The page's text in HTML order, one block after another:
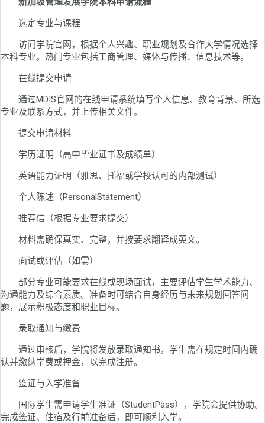
选定专业与课程
访问学院官网，根据个人兴趣、职业规划及合作大学情况选择
本科专业。热门专业包括工商管理、媒体与传播、信息技术等。
在线提交申请
通过MDIS官网的在线申请系统填写个人信息、教育背景、所选
专业及联系方式，并上传相关文件。
提交申请材料
学历证明（高中毕业证书及成绩单）
英语能力证明（雅思、托福或学校认可的内部测试）
个人陈述（PersonalStatement）
推荐信（根据专业要求提交）
材料需确保真实、完整，并按要求翻译成英文。
面试或评估（如需）
部分专业可能要求在线或现场面试，主要评估学生学术能力、
沟通能力及综合素质。准备时可结合自身经历与未来规划回答问
题，展示积极态度和职业目标。
录取通知与缴费
通过审核后，学院将发放录取通知书，学生需在规定时间内确
认并缴纳学费或押金，以完成注册。
签证与入学准备
国际学生需申请学生准证（StudentPass），学院会提供协助。
完成签证、住宿及行前准备后，即可顺利入学。